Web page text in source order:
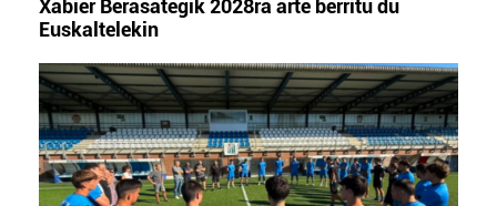
Xabier Berasategik 2028ra arte berritu du
Euskaltelekin